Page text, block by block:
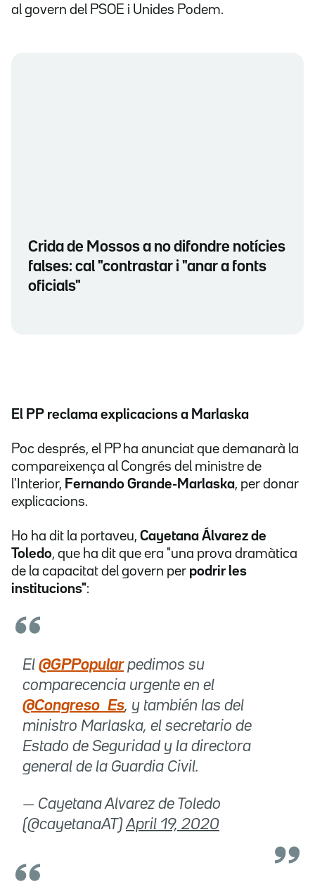
al govern del PSOE i Unides Podem.
Crida de Mossos a no difondre notícies
falses: cal "contrastar i "anar a fonts
oficials"
El PP reclama explicacions a Marlaska
Poc després, el PP ha anunciat que demanarà la
compareixença al Congrés del ministre de
l'Interior, Fernando Grande-Marlaska, per donar
explicacions.
Ho ha dit la portaveu, Cayetana Álvarez de
Toledo, que ha dit que era "una prova dramàtica
de la capacitat del govern per podrir les
institucions":
El @GPPopularpedimos su
comparecencia urgente en el
@Congreso_Es, y también las del
ministro Marlaska, el secretario de
Estado de Seguridad y la directora
general de la Guardia Civil.
— Cayetana Alvarez de Toledo
(@cayetanaAT)April 19, 2020